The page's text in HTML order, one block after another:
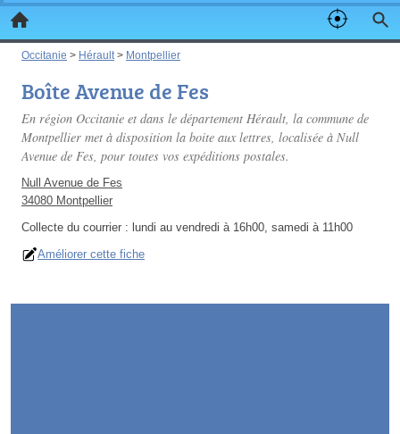
Occitanie > Hérault > Montpellier
Boîte Avenue de Fes
En région Occitanie et dans le département Hérault, la commune de
Montpellier met à disposition la boite aux lettres, localisée à Null
Avenue de Fes, pour toutes vos expéditions postales.
Null Avenue de Fes
34080 Montpellier
Collecte du courrier : lundi au vendredi à 16h00, samedi à 11h00
Améliorer cette fiche